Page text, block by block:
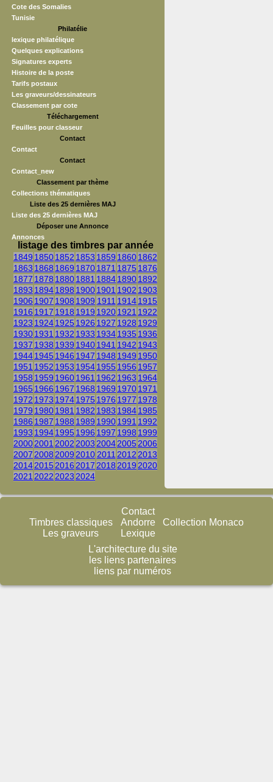
Cote des Somalies
Tunisie
Philatélie
lexique philatélique
Quelques explications
Signatures experts
Histoire de la poste
Tarifs postaux
Les graveurs/dessinateurs
Classement par cote
Téléchargement
Feuilles pour classeur
Contact
Contact
Contact
Contact_new
Classement par thème
Collections thématiques
Liste des 25 dernières MAJ
Liste des 25 dernières MAJ
Déposer une Annonce
Annonces
listage des timbres par année
1849 18501852 1853 1859 18601862
1863 1868 1869 18701871 1875 1876
1877 1878 18801881 188418901892
1893 18941898 19001901 1902 1903
1906 1907 1908 1909 1911 19141915
1916 1917 1918 1919 19201921 1922
1923 19241925 1926 1927 1928 1929
19301931 1932 1933 19341935 1936
1937 1938 1939 19401941 1942 1943
19441945 1946 1947 1948 1949 1950
1951 1952 1953 19541955 1956 1957
1958 1959 19601961 1962 1963 1964
1965 1966 1967 1968 1969 19701971
1972 1973 19741975 1976 1977 1978
1979 19801981 1982 1983 19841985
1986 1987 1988 1989 19901991 1992
1993 19941995 1996 1997 1998 1999
20002001 2002 2003 20042005 2006
2007 2008 2009 2010 2011 2012 2013
20142015 2016 2017 2018 2019 2020
2021 2022 2023 2024
Timbres classiques
Les graveurs
Contact
Andorre
Lexique
Collection Monaco
L'architecture du site
les liens partenaires
liens par numéros